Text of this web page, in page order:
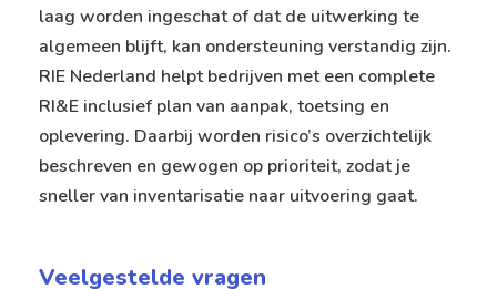
laag worden ingeschat of dat de uitwerking te
algemeen blijft, kan ondersteuning verstandig zijn.
RIE Nederland helpt bedrijven met een complete
RI&E inclusief plan van aanpak, toetsing en
oplevering. Daarbij worden risico’s overzichtelijk
beschreven en gewogen op prioriteit, zodat je
sneller van inventarisatie naar uitvoering gaat.
Veelgestelde vragen